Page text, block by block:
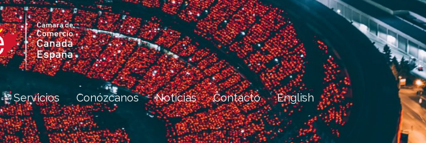
Servicios Conózcanos Noticias Contacto English